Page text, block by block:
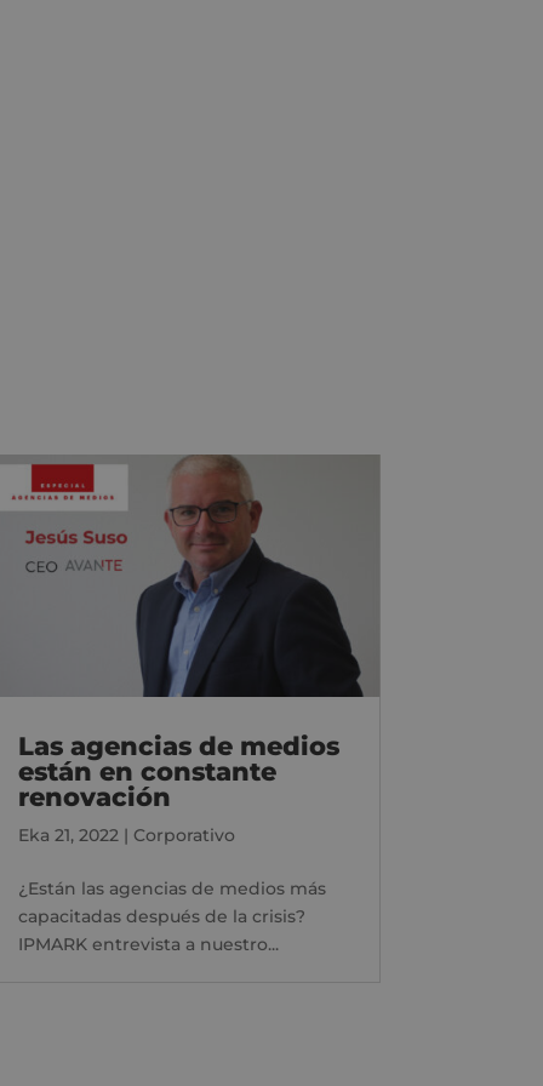
Las agencias de medios
están en constante
renovación
Eka 21, 2022| Corporativo
¿Están las agencias de medios más
capacitadas después de la crisis?
IPMARK entrevista a nuestro...